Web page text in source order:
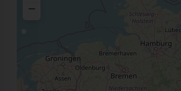
−